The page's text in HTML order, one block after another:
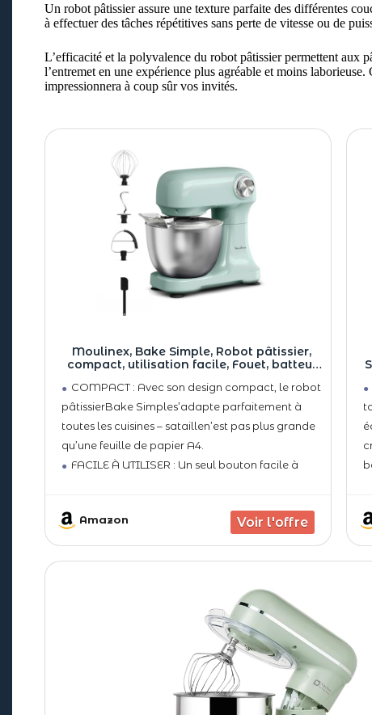
Un robot pâtissier assure une texture parfaite des différentes
à effectuer des tâches répétitives sans perte de vitesse ou de
L’efficacité et la polyvalence du robot pâtissier permettent aux
l’entremet en une expérience plus agréable et moins
impressionnera à coup sûr vos invités.
Moulinex, Bake Simple, Robot pâtissier,
compact, utilisation facile, Fouet, batteur
COMPACT : Avec son design compact, le robot
pâtissierBake Simples’adapte parfaitement à
toutes les cuisines – sataillen’est pas plus grande
qu’une feuille de papier A4.
FACILE À UTILISER : Un seul bouton facile à
Amazon